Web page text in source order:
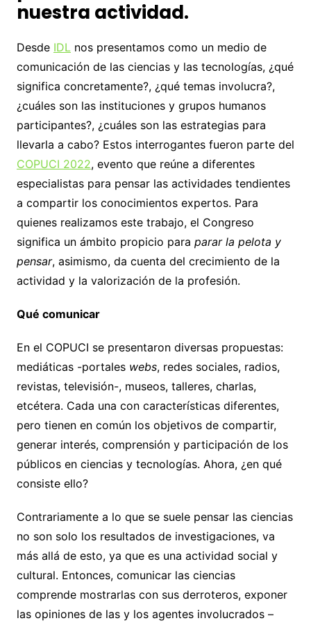
nuestra actividad.
Desde IDLnos presentamos como un medio de
comunicación de las ciencias y las tecnologías, ¿qué
significa concretamente?, ¿qué temas involucra?,
¿cuáles son las instituciones y grupos humanos
participantes?, ¿cuáles son las estrategias para
llevarla a cabo? Estos interrogantes fueron parte del
COPUCI 2022, evento que reúne a diferentes
especialistas para pensar las actividades tendientes
a compartir los conocimientos expertos. Para
quienes realizamos este trabajo, el Congreso
significa un ámbito propicio para parar la pelota y
pensar, asimismo, da cuenta del crecimiento de la
actividad y la valorización de la profesión.
Qué comunicar
En el COPUCI se presentaron diversas propuestas:
mediáticas -portales webs, redes sociales, radios,
revistas, televisión-, museos, talleres, charlas,
etcétera. Cada una con características diferentes,
pero tienen en común los objetivos de compartir,
generar interés, comprensión y participación de los
públicos en ciencias y tecnologías. Ahora, ¿en qué
consiste ello?
Contrariamente a lo que se suele pensar las ciencias
no son solo los resultados de investigaciones, va
más allá de esto, ya que es una actividad social y
cultural. Entonces, comunicar las ciencias
comprende mostrarlas con sus derroteros, exponer
las opiniones de las y los agentes involucrados –